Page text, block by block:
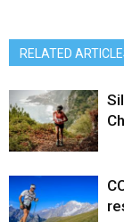
RELATED